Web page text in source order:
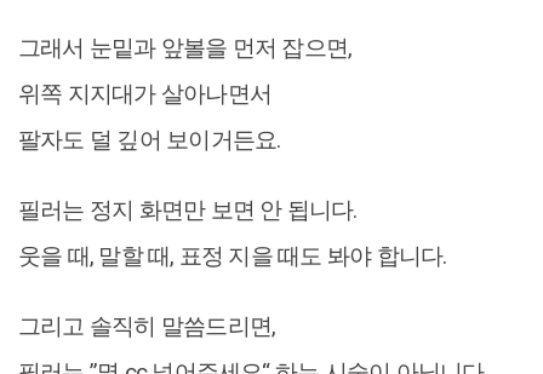
그래서 눈밑과 앞볼을 먼저 잡으면,
위쪽 지지대가 살아나면서
팔자도 덜 깊어 보이거든요.
필러는 정지 화면만 보면 안 됩니다.
웃을 때, 말할 때, 표정 지을 때도 봐야 합니다.
그리고 솔직히 말씀드리면,